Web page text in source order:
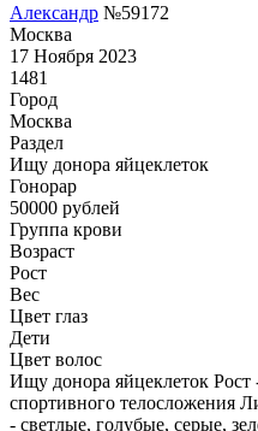
Александр №59172
Москва
17 Ноября 2023
1481
Город
Москва
Раздел
Ищу донора яйцеклеток
Гонoрар
50000 рублей
Группа крови
Возраст
Рост
Вес
Цвет глаз
Дети
Цвет волос
Ищу донора яйцеклеток
спортивного телосложения
- светлые, голубые, серые,